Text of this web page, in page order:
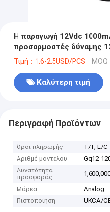
Η παραγωγή 12Vdc
προσαρμοστές δύναμης
έξυπνο σπίτι Applicance
Τιμή：1.6-2.5USD/PCS
Καλύτερη τιμή
Περιγραφή Προϊόντων
Όροι πληρωμής
T/T, L/C
Αριθμό μοντέλου
Gq12-
Δυνατότητα
προσφοράς
Μάρκα
Analog
Πιστοποίηση
UKCA/